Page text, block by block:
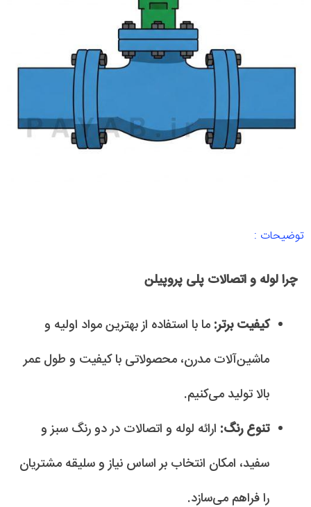
توضیحات :
چرا لوله و اتصالات پلی پروپیلن
کیفیت برتر: ما با استفاده از بهترین مواد اولیه و
ماشین‌آلات مدرن، محصولاتی با کیفیت و طول عمر
بالا تولید می‌کنیم.
تنوع رنگ: ارائه لوله و اتصالات در دو رنگ سبز و
سفید، امکان انتخاب بر اساس نیاز و سلیقه مشتریان
را فراهم می‌سازد.